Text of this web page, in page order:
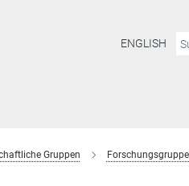
ENGLISH
Gruppen